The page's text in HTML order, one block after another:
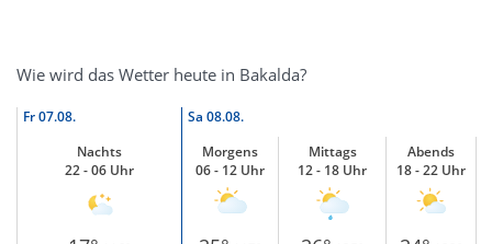
Wie wird das Wetter heute in Bakalda?
Fr07.08. Sa 08.08.
Nachts
22 - 06 Uhr
Morgens
06 - 12 Uhr
Mittags
12 - 18 Uhr
Abends
18 - 22 Uhr